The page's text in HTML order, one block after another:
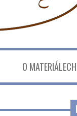
O MATERIÁLECH